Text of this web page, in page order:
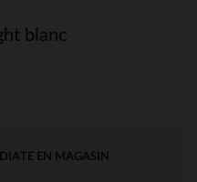
blanc
EN MAGASIN